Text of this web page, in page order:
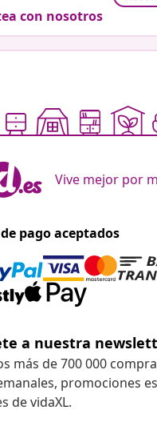
con nosotros
Vive mejor por
pago aceptados
a nuestra
más de 700 000
promociones
de vidaXL.